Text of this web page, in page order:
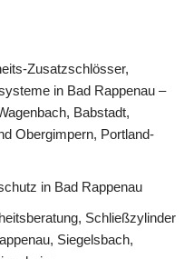
Zusatzschlösser,
in Bad Rappenau –
Babstadt,
Obergimpern, Portland-
in Bad Rappenau
Schließzylinder
Siegelsbach,